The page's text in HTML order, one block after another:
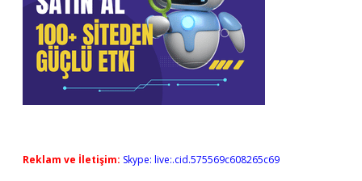
Reklam ve İletişim: Skype: live:.cid.575569c608265c69